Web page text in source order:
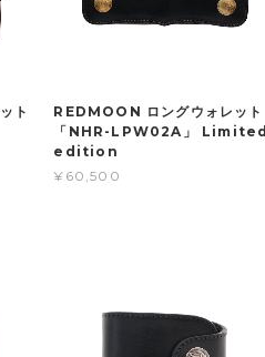
ト
REDMOON ロングウォレット
「NHR-LPW02A」 Limited
edition
¥60,500